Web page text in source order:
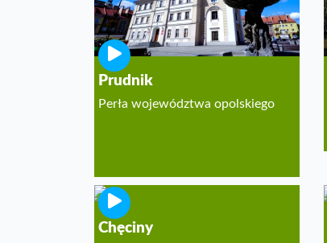
Prudnik
Perła województwa opolskiego
Chęciny